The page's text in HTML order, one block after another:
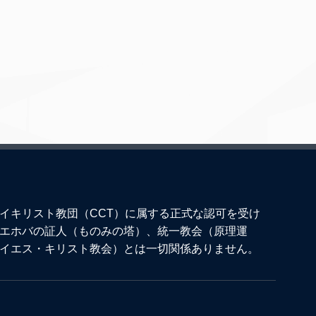
キリスト教団（CCT）に属する正式な認可を受け
ホバの証人（ものみの塔）、統一教会（原理運
エス・キリスト教会）とは一切関係ありません。